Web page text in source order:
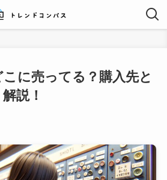
に売ってる？購入先と
説！